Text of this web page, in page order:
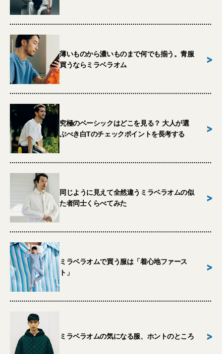
薄いものから濃いものまで何でも揃う。青服
買うならミラベラオム
>
究極のベーシックはどこを見る？ 大人が選
ぶべき白Tのチェックポイントを長考する
>
同じように見えて全然違うミラベラオムの似
た者同士くらべてみた
>
ミラベラオムで買う服は「着心地ファース
ト」
>
ミラベラオムの気になる服、ホントのところ >